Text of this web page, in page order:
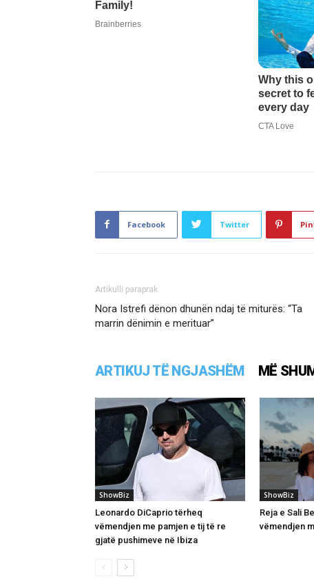
Facebook Twitter
Artikulli paraprak
Nora Istrefi dënon dhunën ndaj të miturës: “Ta
marrin dënimin e merituar”
ARTIKUJ TË NGJASHËM MË
ShowBiz
Leonardo DiCaprio tërheq
vëmendjen me pamjen e tij të re
gjatë pushimeve në Ibiza
ShowBiz
Reja e Sali
vëmendjen